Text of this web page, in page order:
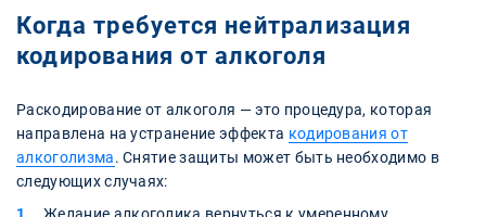
Когда требуется нейтрализация
кодирования от алкоголя
Раскодирование от алкоголя — это процедура, которая
направлена на устранение эффекта кодирования от
алкоголизма. Снятие защиты может быть необходимо в
следующих случаях: